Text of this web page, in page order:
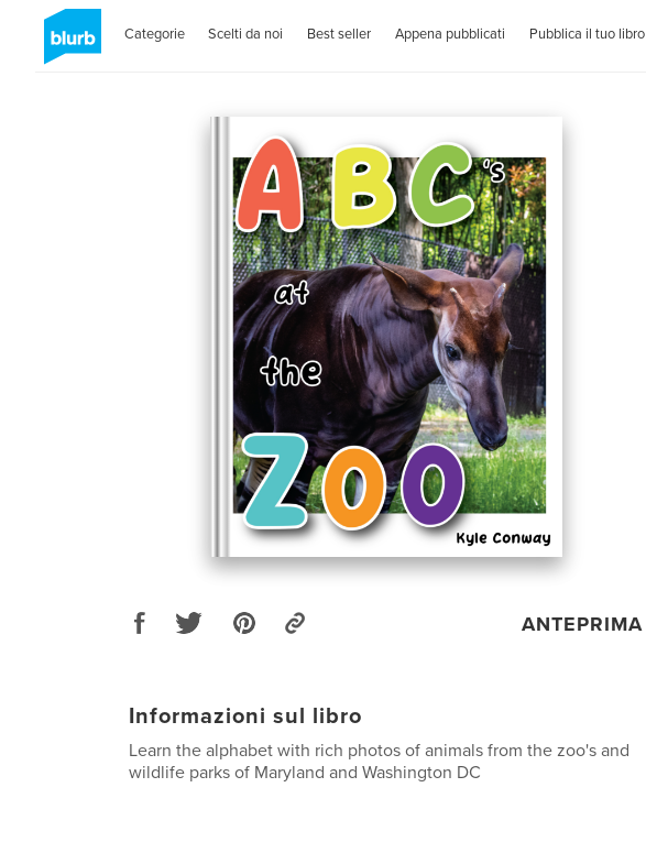
Categorie Scelti da noi Best seller Appena pubblicati Pubblica il tuo libro
ANTEPRIMA
Informazioni sul libro
Learn the alphabet with rich photos of animals from the zoo's and
wildlife parks of Maryland and Washington DC